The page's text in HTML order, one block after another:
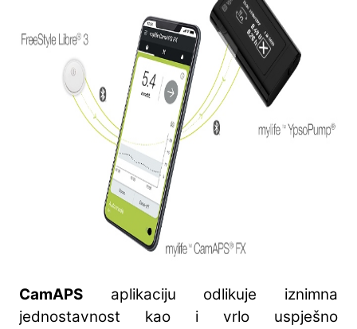
CamAPS aplikaciju odlikuje iznimna
jednostavnost kao i vrlo uspješno